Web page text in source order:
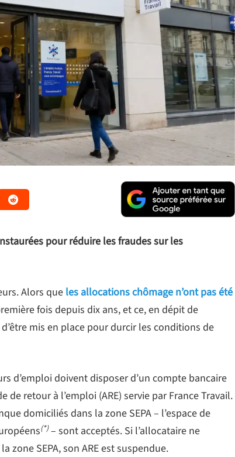
pour réduire les fraudes sur les
Alors que les allocations chômage n’ont pas été
fois depuis dix ans, et ce, en dépit de
mis en place pour durcir les conditions de
d’emploi doivent disposer d’un compte bancaire
de retour à l’emploi (ARE) servie par France Travail.
domiciliés dans la zone SEPA – l’espace de
(*)– sont acceptés. Si l’allocataire ne
zone SEPA, son ARE est suspendue.